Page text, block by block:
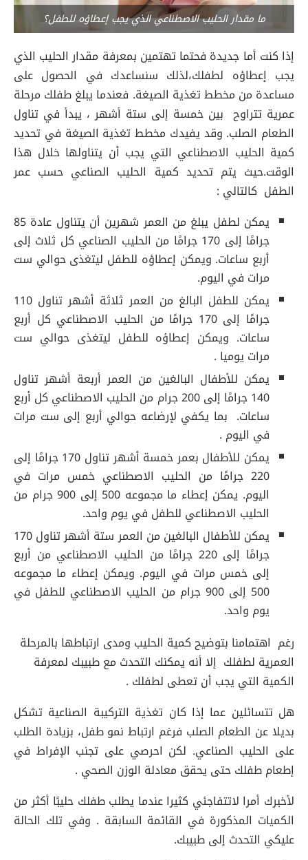
ما مقدار الحليب الاصطناعي الذي يجب إعطاؤه للطفل؟
إذا كنت أما جديدة فحتما تهتمين بمعرفة مقدار الحليب الذي
يجب إعطاؤه لطفلك،لذلك سنساعدك في الحصول على
مساعدة من مخطط تغذية الصيغة. فعندما يبلغ طفلك مرحلة
عمرية تتراوح بين خمسة إلى ستة أشهر ، يبدأ في تناول
الطعام الصلب. وقد يفيدك مخطط تغذية الصيغة في تحديد
كمية الحليب الاصطناعي التي يجب أن يتناولها خلال هذا
الوقت.حيث يتم تحديد كمية الحليب الصناعي حسب عمر
الطفل كالتالي :
يمكن لطفل يبلغ من العمر شهرين أن يتناول عادة 85
جرامًا إلى 170 جرامًا من الحليب الصناعي كل ثلاث إلى
أربع ساعات. ويمكن إعطاؤه للطفل ليتغذى حوالي ست
مرات في اليوم.
يمكن للطفل البالغ من العمر ثلاثة أشهر تناول 110
جرامًا إلى 170 جرامًا من الحليب الاصطناعي كل أربع
ساعات. ويمكن إعطاؤه للطفل ليتغذى حوالي ست
مرات يوميا .
يمكن للأطفال البالغين من العمر أربعة أشهر تناول
140 جرامًا إلى 200 جرام من الحليب الاصطناعي كل أربع
ساعات. بما يكفي لإرضاعه حوالي أربع إلى ست مرات
في اليوم .
يمكن للأطفال بعمر خمسة أشهر تناول 170 جرامًا إلى
220 جرامًا من الحليب الاصطناعي خمس مرات في
اليوم. يمكن إعطاء ما مجموعه 500 إلى 900 جرام من
الحليب الاصطناعي للطفل في يوم واحد.
يمكن للأطفال البالغين من العمر ستة أشهر تناول 170
جرامًا إلى 220 جرامًا من الحليب الاصطناعي من أربع
إلى خمس مرات في اليوم. ويمكن إعطاء ما مجموعه
500 إلى 900 جرام من الحليب الاصطناعي للطفل في
يوم واحد.
رغم اهتمامنا بتوضيح كمية الحليب ومدى ارتباطها بالمرحلة
العمرية لطفلك إلا أنه يمكنك التحدث مع طبيبك لمعرفة
الكمية التي يجب أن تعطى لطفلك .
هل تتسائلين عما إذا كان تغذية التركيبة الصناعية تشكل
بديلا عن الطعام الصلب فرغم ارتباط نمو طفل، بزيادة الطلب
على الحليب الصناعي. لكن احرصي على تجنب الإفراط في
إطعام طفلك حتى يحقق معادلة الوزن الصحي .
لأخبرك أمرا لاتتفاجئي كثيرا عندما يطلب طفلك حليبًا أكثر من
الكميات المذكورة في القائمة السابقة . وفي تلك الحالة
عليكي التحدث إلى طبيبك.